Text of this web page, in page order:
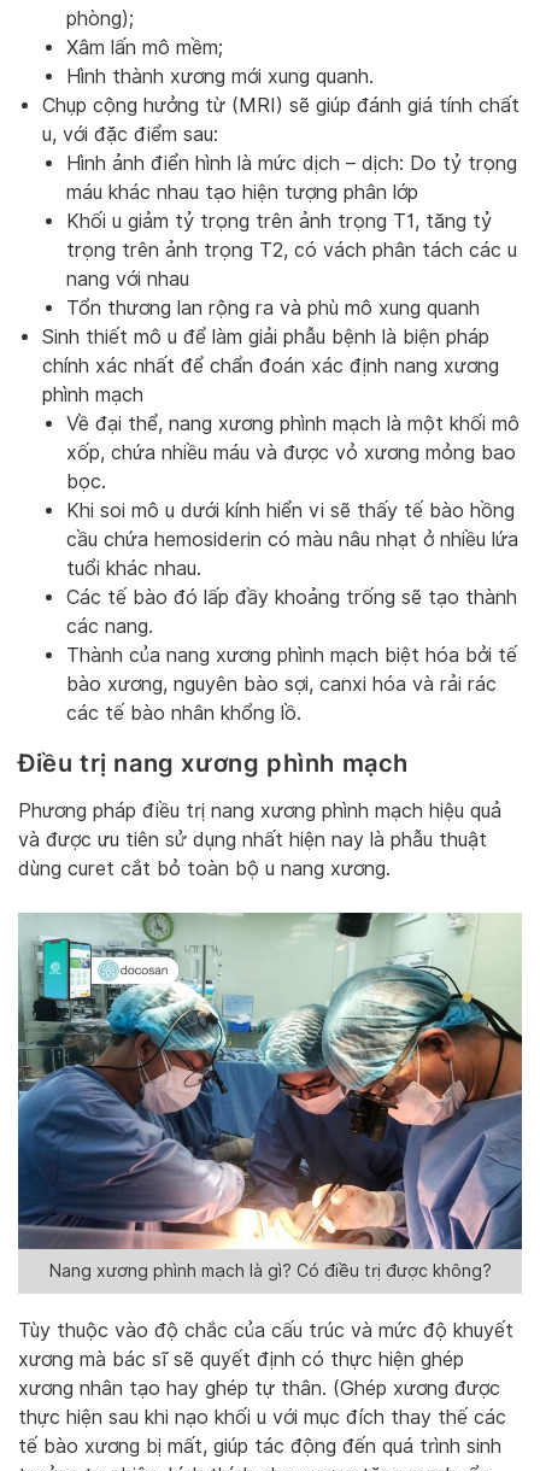
phòng);
Xâm lấn mô mềm;
Hình thành xương mới xung quanh.
Chụp cộng hưởng từ (MRI) sẽ giúp đánh giá tính chất
u, với đặc điểm sau:
Hình ảnh điển hình là mức dịch – dịch: Do tỷ trọng
máu khác nhau tạo hiện tượng phân lớp
Khối u giảm tỷ trọng trên ảnh trọng T1, tăng tỷ
trọng trên ảnh trọng T2, có vách phân tách các u
nang với nhau
Tổn thương lan rộng ra và phù mô xung quanh
Sinh thiết mô u để làm giải phẫu bệnh là biện pháp
chính xác nhất để chẩn đoán xác định nang xương
phình mạch
Về đại thể, nang xương phình mạch là một khối mô
xốp, chứa nhiều máu và được vỏ xương mỏng bao
bọc.
Khi soi mô u dưới kính hiển vi sẽ thấy tế bào hồng
cầu chứa hemosiderin có màu nâu nhạt ở nhiều lứa
tuổi khác nhau.
Các tế bào đó lấp đầy khoảng trống sẽ tạo thành
các nang.
Thành của nang xương phình mạch biệt hóa bởi tế
bào xương, nguyên bào sợi, canxi hóa và rải rác
các tế bào nhân khổng lồ.
Điều trị nang xương phình mạch
Phương pháp điều trị nang xương phình mạch hiệu quả
và được ưu tiên sử dụng nhất hiện nay là phẫu thuật
dùng curet cắt bỏ toàn bộ u nang xương.
Nang xương phình mạch là gì? Có điều trị được không?
Tùy thuộc vào độ chắc của cấu trúc và mức độ khuyết
xương mà bác sĩ sẽ quyết định có thực hiện ghép
xương nhân tạo hay ghép tự thân. (Ghép xương được
thực hiện sau khi nạo khối u với mục đích thay thế các
tế bào xương bị mất, giúp tác động đến quá trình sinh